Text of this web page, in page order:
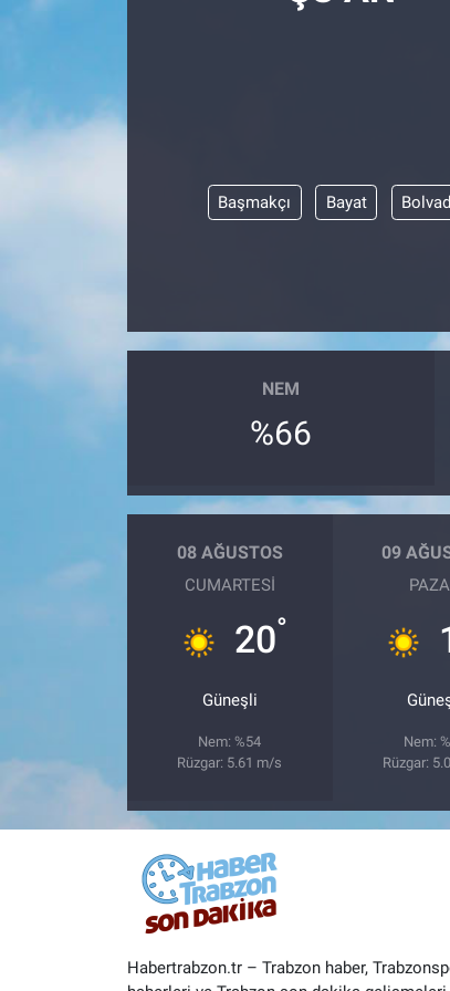
Başmakçı Bayat
NEM
%66
08 AĞUSTOS
CUMARTESI
20°
Güneşli
Nem: %54
Rüzgar: 5.61 m/s
09
Nem:
Rüzgar:
Habertrabzon.tr – Trabzon haber,